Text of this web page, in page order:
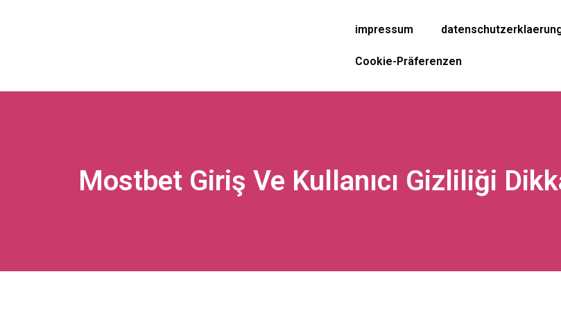
impressum
Cookie-Präferenzen
Mostbet Giriş Ve Kullanıcı Gizliliği